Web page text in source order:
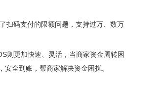
扫码支付的限额问题，支持过万、数万
则更加快速、灵活，当商家资金周转困
全到账，帮商家解决资金困扰。